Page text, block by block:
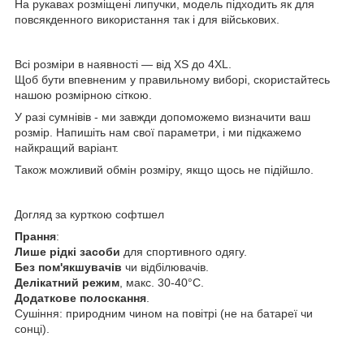
На рукавах розміщені липучки, модель підходить як для
повсякденного використання так і для військових.
Всі розміри в наявності — від XS до 4XL.
Щоб бути впевненим у правильному виборі, скористайтесь
нашою розмірною сіткою.
У разі сумнівів - ми завжди допоможемо визначити ваш
розмір. Напишіть нам свої параметри, і ми підкажемо
найкращий варіант.
Також можливий обмін розміру, якщо щось не підійшло.
Догляд за курткою софтшел
Прання:
Лише рідкі засоби для спортивного одягу.
Без пом'якшувачів чи відбілювачів.
Делікатний режим, макс. 30-40°C.
Додаткове полоскання.
Сушіння: природним чином на повітрі (не на батареї чи
сонці).